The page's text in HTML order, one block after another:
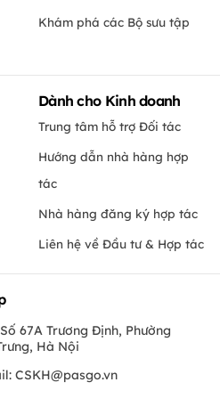
Khám phá các Bộ sưu tập
Dành cho Kinh doanh
Trung tâm hỗ trợ Đối tác
Hướng dẫn nhà hàng hợp
tác
Nhà hàng đăng ký hợp tác
Liên hệ về Đầu tư & Hợp tác
67A Trương Định, Phường
Hà Nội
CSKH@pasgo.vn